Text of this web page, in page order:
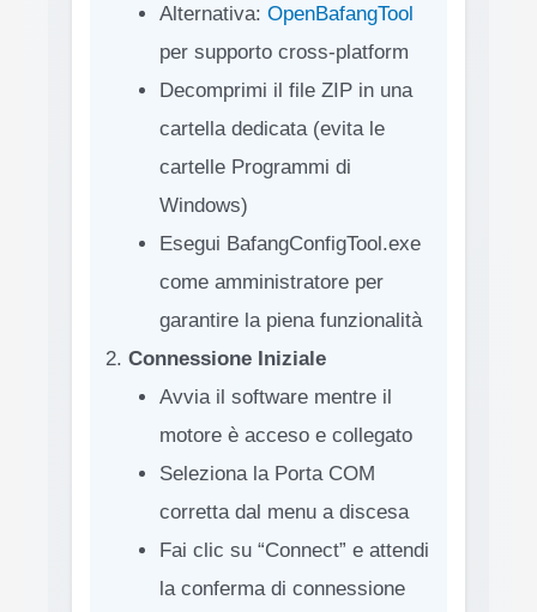
Alternativa: OpenBafangTool
per supporto cross-platform
Decomprimi il file ZIP in una
cartella dedicata (evita le
cartelle Programmi di
Windows)
Esegui BafangConfigTool.exe
come amministratore per
garantire la piena funzionalità
Connessione Iniziale
Avvia il software mentre il
motore è acceso e collegato
Seleziona la Porta COM
corretta dal menu a discesa
Fai clic su “Connect” e attendi
la conferma di connessione